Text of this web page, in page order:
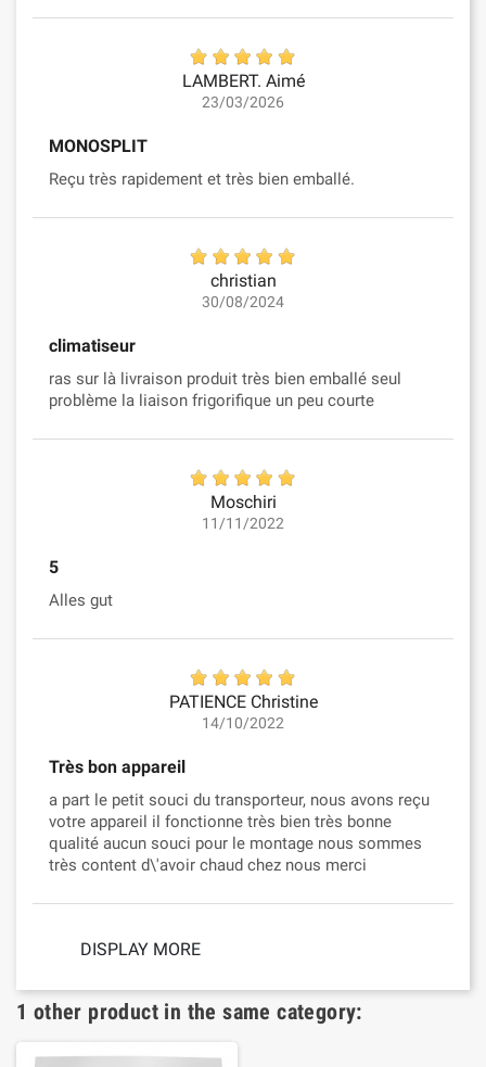
LAMBERT. Aimé
23/03/2026
MONOSPLIT
Reçu très rapidement et très bien emballé.
christian
30/08/2024
climatiseur
ras sur là livraison produit très bien emballé seul
problème la liaison frigorifique un peu courte
Moschiri
11/11/2022
5
Alles gut
PATIENCE Christine
14/10/2022
Très bon appareil
a part le petit souci du transporteur, nous avons reçu
votre appareil il fonctionne très bien très bonne
qualité aucun souci pour le montage nous sommes
très content d\'avoir chaud chez nous merci
DISPLAY MORE
1 other product in the same category: